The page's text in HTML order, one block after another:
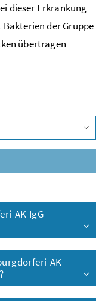
dieser Erkrankung
der Gruppe
übertragen
AK-IgG-
AK-